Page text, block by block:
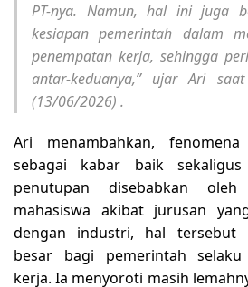
PT-nya. Namun, hal ini juga
kesiapan pemerintah dalam
penempatan kerja, sehingga
antar-keduanya,” ujar Ari
(13/06/2026) .
Ari menambahkan,
sebagai kabar baik
penutupan disebabkan
mahasiswa akibat jurusan
dengan industri, hal tersebut
besar bagi pemerintah selaku
kerja. Ia menyoroti masih